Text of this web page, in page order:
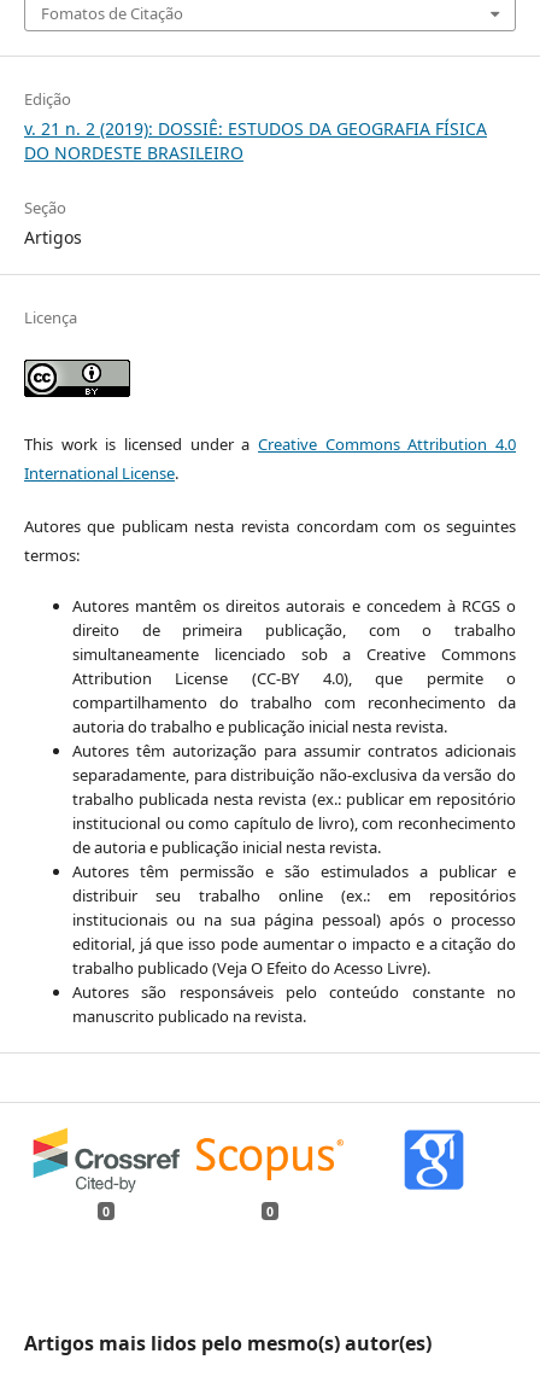
Fomatos de Citação
Edição
v. 21 n. 2 (2019): DOSSIÊ: ESTUDOS DA GEOGRAFIA FÍSICA
DO NORDESTE BRASILEIRO
Seção
Artigos
Licença
This work is licensed under aCreative Commons Attribution 4.0
International License.
Autores que publicam nesta revista concordam com os seguintes
termos:
Autores mantêm os direitos autorais e concedem à RCGS o
direito de primeira publicação, com o trabalho
simultaneamente licenciado sob a Creative Commons
Attribution License (CC-BY 4.0), que permite o
compartilhamento do trabalho com reconhecimento da
autoria do trabalho e publicação inicial nesta revista.
Autores têm autorização para assumir contratos adicionais
separadamente, para distribuição não-exclusiva da versão do
trabalho publicada nesta revista (ex.: publicar em repositório
institucional ou como capítulo de livro), com reconhecimento
de autoria e publicação inicial nesta revista.
Autores têm permissão e são estimulados a publicar e
distribuir seu trabalho online (ex.: em repositórios
institucionais ou na sua página pessoal) após o processo
editorial, já que isso pode aumentar o impacto e a citação do
trabalho publicado (Veja O Efeito do Acesso Livre).
Autores são responsáveis pelo conteúdo constante no
manuscrito publicado na revista.
0 0
Artigos mais lidos pelo mesmo(s) autor(es)